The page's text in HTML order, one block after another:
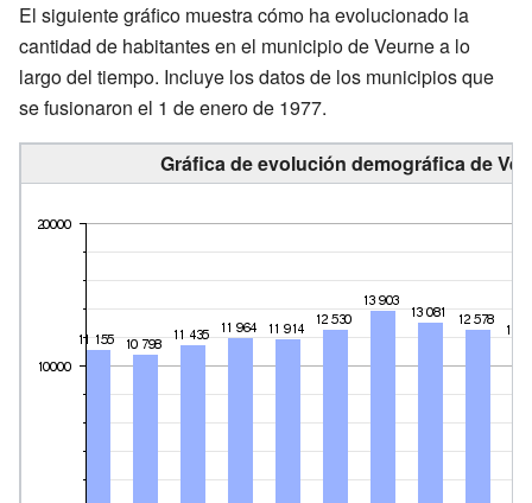
El siguiente gráfico muestra cómo ha evolucionado la
cantidad de habitantes en el municipio de Veurne a lo
largo del tiempo. Incluye los datos de los municipios que
se fusionaron el 1 de enero de 1977.
Gráfica de evolución demográfica de